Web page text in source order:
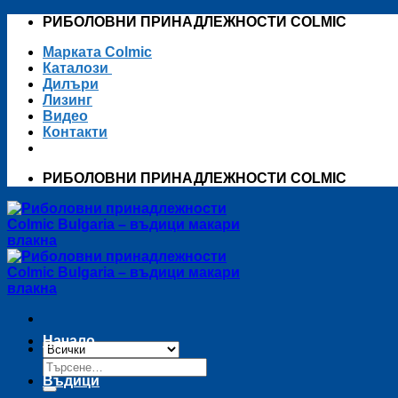
Skip
content
РИБОЛОВНИ ПРИНАДЛЕЖНОСТИ COLMIC
Марката Colmic
Каталози
Дилъри
Лизинг
Видео
Контакти
РИБОЛОВНИ ПРИНАДЛЕЖНОСТИ COLMIC
Търсене
за:
Начало
Въдици